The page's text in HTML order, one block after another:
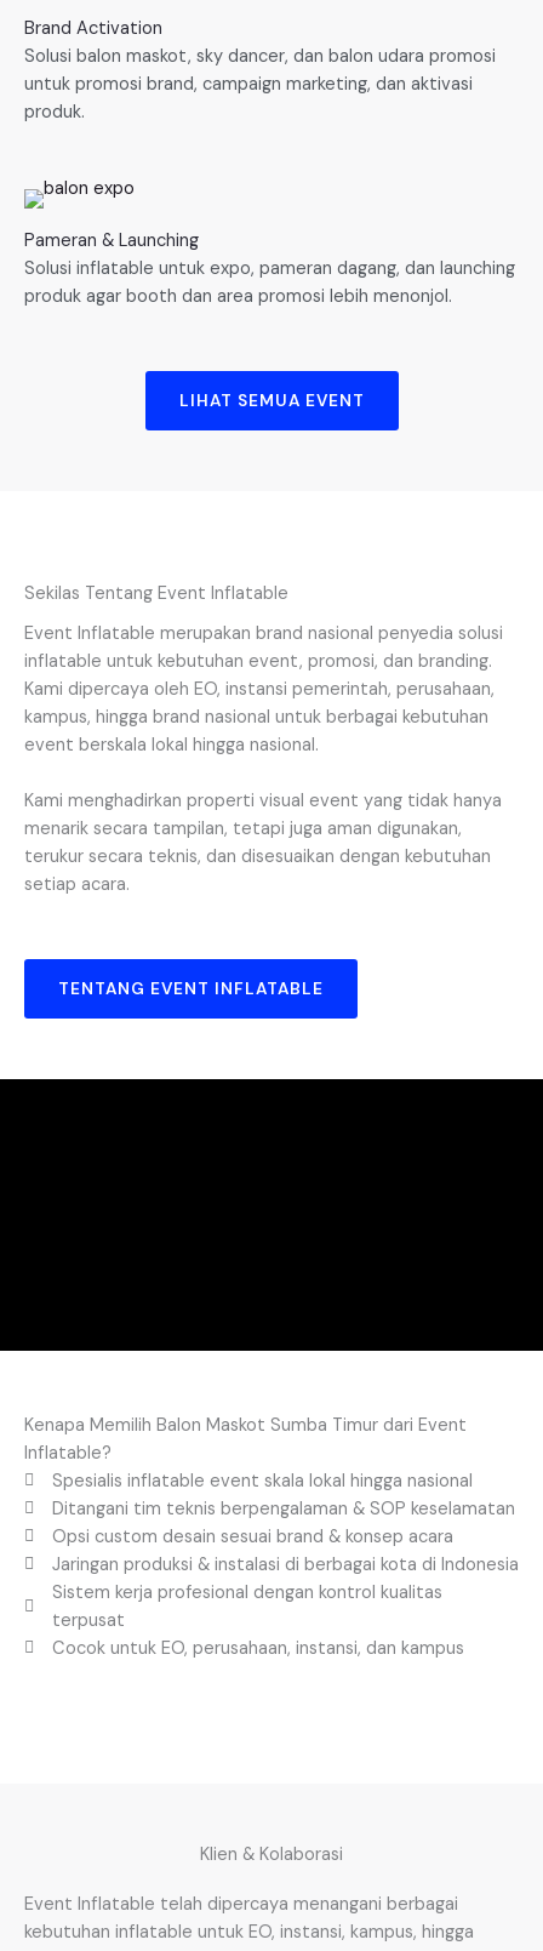
Brand Activation
Solusi balon maskot, sky dancer, dan balon udara promosi
untuk promosi brand, campaign marketing, dan aktivasi
produk.
Pameran & Launching
Solusi inflatable untuk expo, pameran dagang, dan launching
produk agar booth dan area promosi lebih menonjol.
LIHAT SEMUA EVENT
Sekilas Tentang Event Inflatable
Event Inflatable merupakan brand nasional penyedia solusi
inflatable untuk kebutuhan event, promosi, dan branding.
Kami dipercaya oleh EO, instansi pemerintah, perusahaan,
kampus, hingga brand nasional untuk berbagai kebutuhan
event berskala lokal hingga nasional.
Kami menghadirkan properti visual event yang tidak hanya
menarik secara tampilan, tetapi juga aman digunakan,
terukur secara teknis, dan disesuaikan dengan kebutuhan
setiap acara.
TENTANG EVENT INFLATABLE
Kenapa Memilih Balon Maskot Sumba Timur dari Event
Inflatable?
Spesialis inflatable event skala lokal hingga nasional
Ditangani tim teknis berpengalaman & SOP keselamatan
Opsi custom desain sesuai brand & konsep acara
Jaringan produksi & instalasi di berbagai kota di Indonesia
Sistem kerja profesional dengan kontrol kualitas
terpusat
Cocok untuk EO, perusahaan, instansi, dan kampus
Klien & Kolaborasi
Event Inflatable telah dipercaya menangani berbagai
kebutuhan inflatable untuk EO, instansi, kampus, hingga